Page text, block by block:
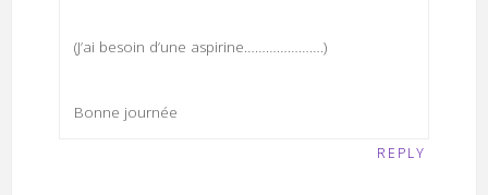
(J’ai besoin d’une aspirine………………….)
Bonne journée
REPLY